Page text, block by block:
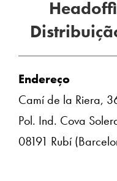
Endereço
Camí de la Riera,
Pol. Ind. Cova
08191 Rubí